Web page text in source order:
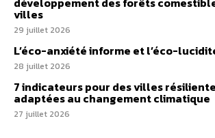
villes
29 juillet 2026
L’éco-anxiété informe et l’éco-
28 juillet 2026
7 indicateurs pour des villes
adaptées au changement climatique
27 juillet 2026